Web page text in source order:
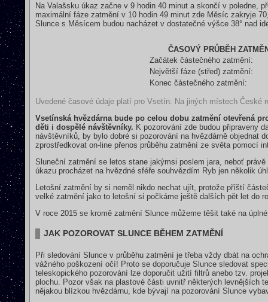
Na Valašsku úkaz začne v 9 hodin 40 minut a skončí v poledne,
maximální fáze zatmění v 10 hodin 49 minut zde Měsíc zakryje
Slunce s Měsícem budou nacházet v dostatečné výšce 38° nad
ČASOVÝ PRŮBĚH
Začátek částečného zatmění:
Největší fáze (střed) zatmění:
Konec částečného zatmění:
Uvedené časové údaje platí pro Vsetín. Na jiných místech České
Vsetínská hvězdárna bude po celou dobu zatmění otevřená
děti i dospělé návštěvníky. K pozorování zde budou připraveny
návštěvníků, by bylo dobré si pozorování na hvězdárně objednat
zprostředkovat on-line přenos průběhu zatmění ze světa pomocí
Sluneční zatmění se letos stane jakýmsi poslem jara, neboť
úkazu procházet na hvězdné sféře souhvězdím Ryb jen několik
Letošní zatmění by si neměl nikdo nechat ujít, protože příští
velké zatmění jako to letošní si počkáme ještě dalších pět let do
V roce 2015 se kromě zatmění Slunce můžeme těšit také na
JAK POZOROVAT SLUNCE BĚHEM ZATMĚNÍ
Při sledování Slunce v průběhu zatmění je třeba vždy dbát na
vážného poškození očí! Proto se doporučuje Slunce sledovat
teleskopického pozorování lze doporučit užití filtrů anebo tzv.
plochu. Pozor však na plastové části uvnitř některých levnějších
nějakou blízkou hvězdárnu, kde bývají na pozorování Slunce